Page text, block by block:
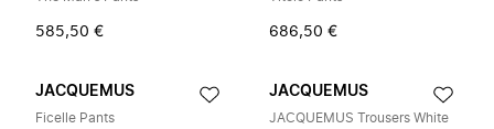
585,50 € 686,50 €
JACQUEMUS
Ficelle Pants
JACQUEMUS
JACQUEMUS Trousers White